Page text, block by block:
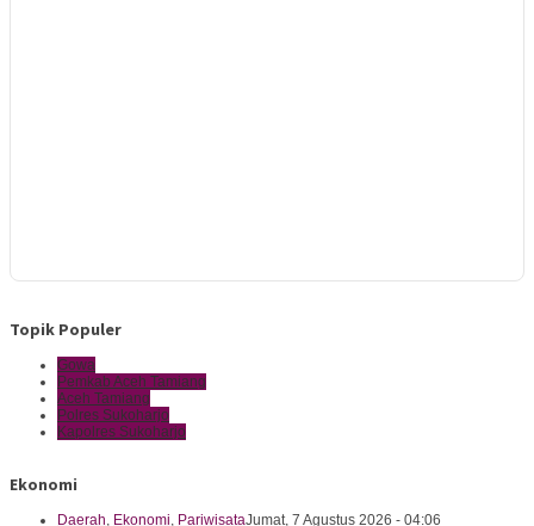
Topik Populer
Gowa
Pemkab Aceh Tamiang
Aceh Tamiang
Polres Sukoharjo
Kapolres Sukoharjo
Ekonomi
Daerah, Ekonomi, PariwisataJumat, 7 Agustus 2026 - 04:06